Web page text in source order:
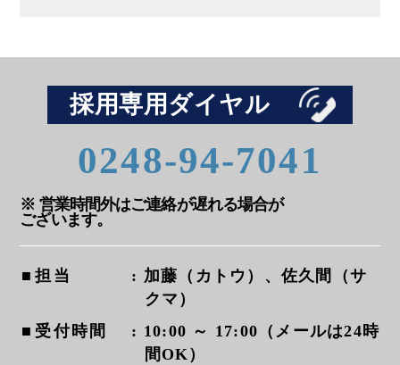
採用専用ダイヤル
0248-94-7041
※ 営業時間外はご連絡が遅れる場合が
ございます。
担当
: 加藤（カトウ）、佐久間（サ
クマ）
受付時間
: 10:00 ～ 17:00（メールは24時
間OK）